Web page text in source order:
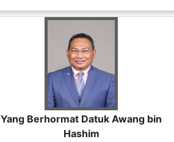
Yang Berhormat Datuk Awang bin
Hashim